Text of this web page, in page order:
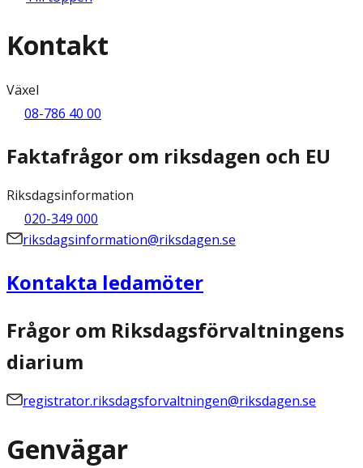
Kontakt
Växel
08-786 40 00
Faktafrågor om riksdagen och EU
Riksdagsinformation
020-349 000
riksdagsinformation@riksdagen.se
Kontakta ledamöter
Frågor om Riksdagsförvaltningens
diarium
registrator.riksdagsforvaltningen@riksdagen.se
Genvägar